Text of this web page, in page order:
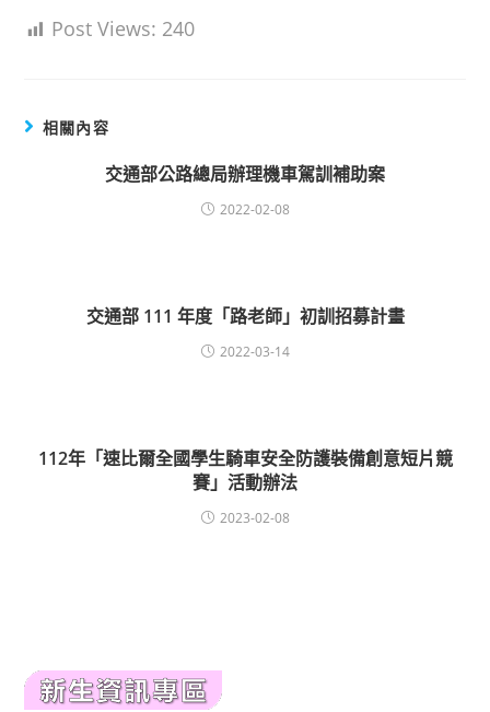
Post Views: 240
相關內容
交通部公路總局辦理機車駕訓補助案
2022-02-08
交通部 111 年度「路老師」初訓招募計畫
2022-03-14
112年「速比爾全國學生騎車安全防護裝備創意短片競
賽」活動辦法
2023-02-08